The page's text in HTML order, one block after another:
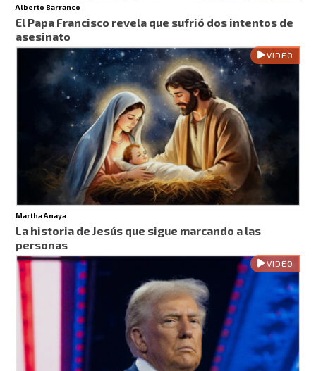
Alberto Barranco
El Papa Francisco revela que sufrió dos intentos de
asesinato
VIDEO
Martha Anaya
La historia de Jesús que sigue marcando a las
personas
VIDEO